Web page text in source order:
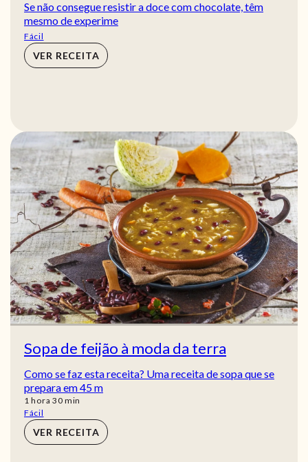
Se não consegue resistir a doce com chocolate, têm
mesmo de experime
Fácil
VER RECEITA
Sopa de feijão à moda da terra
Como se faz esta receita? Uma receita de sopa que se
prepara em 45 m
1 hora
hora 30min
min
Fácil
VER RECEITA